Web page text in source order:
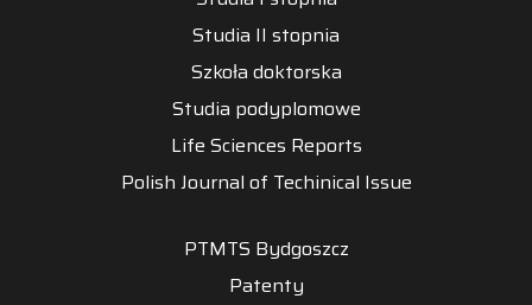
Studia II stopnia
Szkoła doktorska
Studia podyplomowe
Life Sciences Reports
Polish Journal of Techinical Issue
PTMTS Bydgoszcz
Patenty